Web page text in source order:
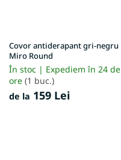
Covor antiderapant gri-negru
Miro Round
În stoc | Expediem în 24 de
ore (1 buc.)
de la 159 Lei